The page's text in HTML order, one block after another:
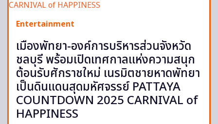
Entertainment
เมืองพัทยา-องค์การบริหารส่วนจังหวัด
ชลบุรี พร้อมเปิดเทศกาลแห่งความสนุก
ต้อนรับศักราชใหม่ เนรมิตชายหาดพัทยา
เป็นดินแดนสุดมหัศจรรย์ PATTAYA
COUNTDOWN 2025 CARNIVAL of
HAPPINESS